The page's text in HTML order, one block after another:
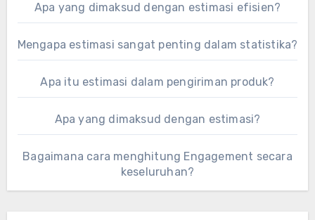
Apa yang dimaksud dengan estimasi efisien?
Mengapa estimasi sangat penting dalam statistika?
Apa itu estimasi dalam pengiriman produk?
Apa yang dimaksud dengan estimasi?
Bagaimana cara menghitung Engagement secara
keseluruhan?